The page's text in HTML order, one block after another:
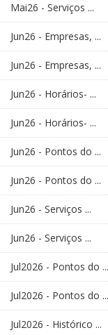
Mai26 - Serviços ...
Jun26 - Empresas, ...
Jun26 - Empresas, ...
Jun26 - Horários- ...
Jun26 - Horários- ...
Jun26 - Pontos do ...
Jun26 - Pontos do ...
Jun26 - Serviços ...
Jun26 - Serviços ...
Jul2026 - Pontos do ...
Jul2026 - Pontos do ...
Jul2026 - Histórico ...